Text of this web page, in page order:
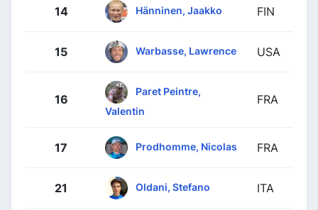
14 Hänninen, Jaakko FIN
15 Warbasse, Lawrence USA
16
Paret Peintre,
Valentin
FRA
17 Prodhomme, Nicolas FRA
21 Oldani, Stefano ITA